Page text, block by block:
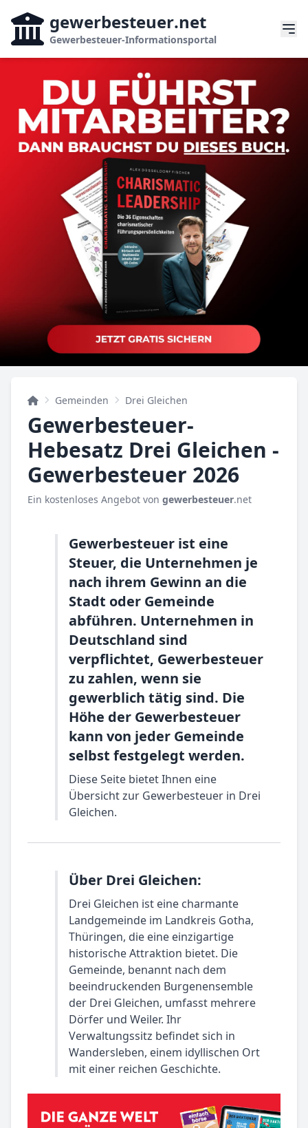
gewerbesteuer.net
Gewerbesteuer-Informationsportal
Gemeinden Drei Gleichen
Gewerbesteuer-
Hebesatz Drei Gleichen -
Gewerbesteuer 2026
Ein kostenloses Angebot von gewerbesteuer.net
Gewerbesteuer ist eine
Steuer, die Unternehmen je
nach ihrem Gewinn an die
Stadt oder Gemeinde
abführen. Unternehmen in
Deutschland sind
verpflichtet, Gewerbesteuer
zu zahlen, wenn sie
gewerblich tätig sind. Die
Höhe der Gewerbesteuer
kann von jeder Gemeinde
selbst festgelegt werden.
Diese Seite bietet Ihnen eine
Übersicht zur Gewerbesteuer in Drei
Gleichen.
Über Drei Gleichen:
Drei Gleichen ist eine charmante
Landgemeinde im Landkreis Gotha,
Thüringen, die eine einzigartige
historische Attraktion bietet. Die
Gemeinde, benannt nach dem
beeindruckenden Burgenensemble
der Drei Gleichen, umfasst mehrere
Dörfer und Weiler. Ihr
Verwaltungssitz befindet sich in
Wandersleben, einem idyllischen Ort
mit einer reichen Geschichte.